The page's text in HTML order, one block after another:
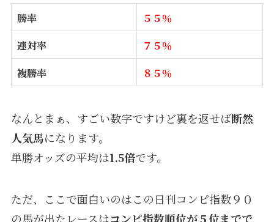
勝率
５５％
連対率
７５％
複勝率
８５％
なんとまぁ、すごい数字ですけど裏を返せば断然
人気馬になります。
単勝オッズの平均は1.5倍です。
ただ、ここで面白いのはこの日刊コンピ指数９０
の馬が出たレースはコンピ指数順位が５位までで